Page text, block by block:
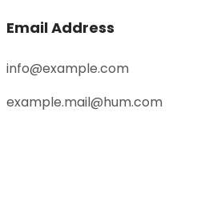
Email Address
info@example.com
example.mail@hum.com